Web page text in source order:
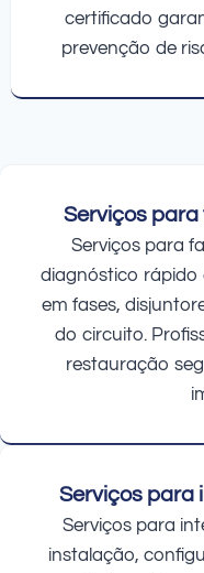
certificado
prevenção de
Serviços para
Serviços para
diagnóstico rápido
em fases,
do circuito.
restauração
Serviços para
Serviços para
instalação,